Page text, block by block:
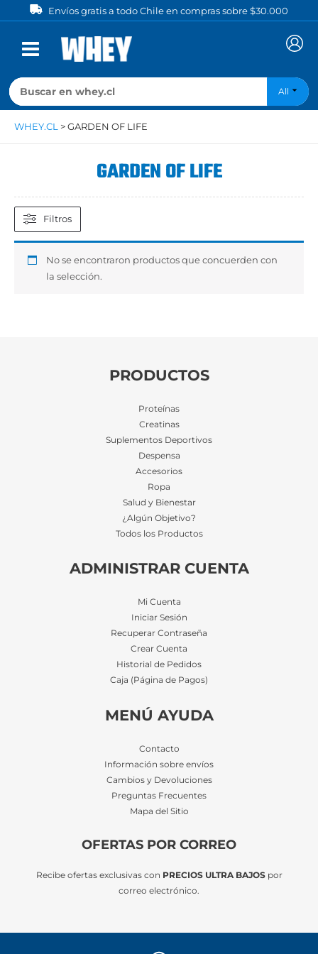
al
contenido
Envíos gratis a todo Chile en compras sobre $30.000
All
WHEY.CL > GARDEN OF LIFE
GARDEN OF LIFE
Filtros
No se encontraron productos que concuerden con
la selección.
PRODUCTOS
Proteínas
Creatinas
Suplementos Deportivos
Despensa
Accesorios
Ropa
Salud y Bienestar
¿Algún Objetivo?
Todos los Productos
ADMINISTRAR CUENTA
Mi Cuenta
Iniciar Sesión
Recuperar Contraseña
Crear Cuenta
Historial de Pedidos
Caja (Página de Pagos)
MENÚ AYUDA
Contacto
Información sobre envíos
Cambios y Devoluciones
Preguntas Frecuentes
Mapa del Sitio
OFERTAS POR CORREO
Recibe ofertas exclusivas con PRECIOS ULTRA BAJOSpor
correo electrónico.